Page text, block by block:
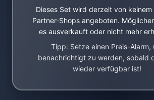
Dieses Set wird derzeit von keinem
Partner-Shops angeboten.
es ausverkauft oder nicht mehr
Tipp: Setze einen Preis-Alarm,
benachrichtigt zu werden, sobald
wieder verfügbar ist!